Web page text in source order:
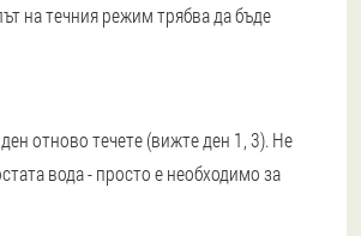
на течния режим трябва да бъде
отново течете (вижте ден 1, 3). Не
вода - просто е необходимо за